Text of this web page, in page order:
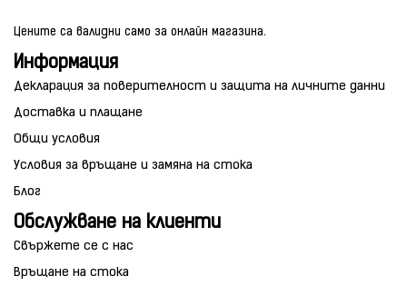
Цените са валидни само за онлайн магазина.
Информация
Декларация за поверителност и защита на личните данни
Доставка и плащане
Общи условия
Условия за връщане и замяна на стока
Блог
Обслужване на клиенти
Свържете се с нас
Връщане на стока